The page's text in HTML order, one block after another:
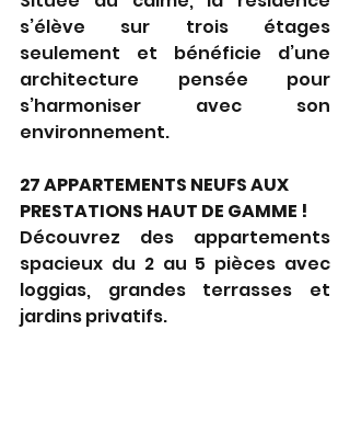
s’élève sur trois étages
seulement et bénéficie d’une
architecture pensée pour
s’harmoniser avec son
environnement.
27 APPARTEMENTS NEUFS AUX
PRESTATIONS HAUT DE GAMME !
Découvrez des appartements
spacieux du 2 au 5 pièces avec
loggias, grandes terrasses et
jardins privatifs.